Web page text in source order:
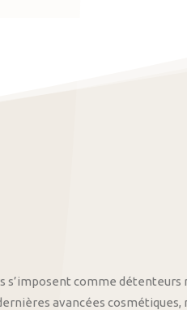
s’imposent comme détenteurs
avancées cosmétiques,